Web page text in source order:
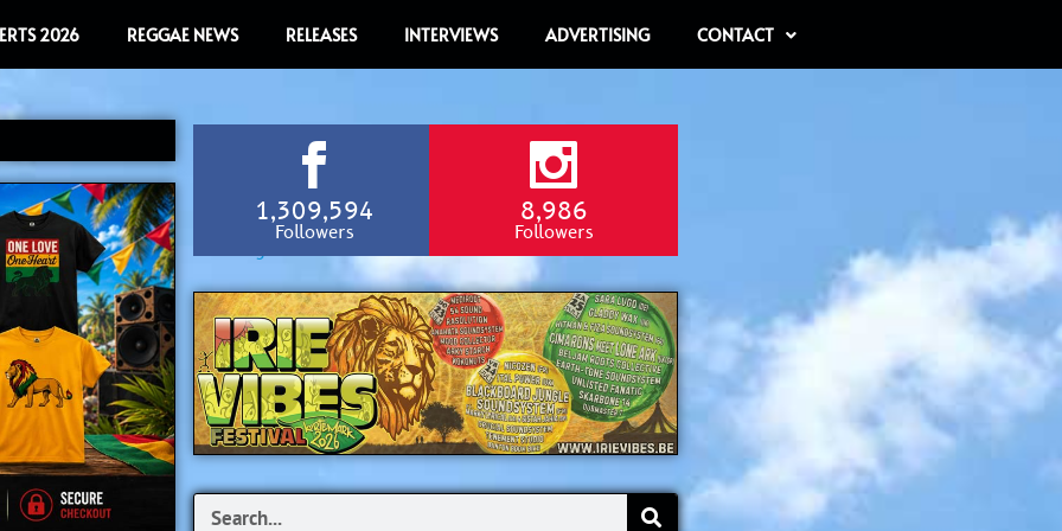
2026 REGGAE NEWS RELEASES INTERVIEWS ADVERTISING CONTACT
1,309,594
Followers
8,986
Followers
Search